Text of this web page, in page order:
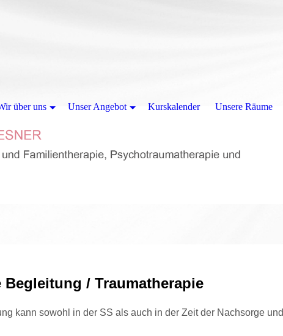
/ Traumatherapie
kann sowohl in der SS als auch in der Zeit der Nachsorge und
über uns Unser Angebot Kurskalender Unsere Räume